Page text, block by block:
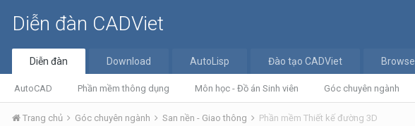
Diễn đàn CADViet
Diễn đàn
AutoCAD Phần mềm thông dụng Môn học - Đồ án Sinh viên Góc chuyên ngành
Download AutoLisp Đào tạo CADViet Browse
Trang chủ Góc chuyên ngành San nền - Giao thông Phần mềm Thiết kế đường 3D